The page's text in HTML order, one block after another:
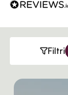
Filtri